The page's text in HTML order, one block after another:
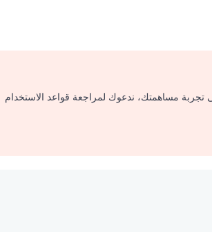
تجربة مساهمتك، ندعوك لمراجعة قواعد الاستخدام